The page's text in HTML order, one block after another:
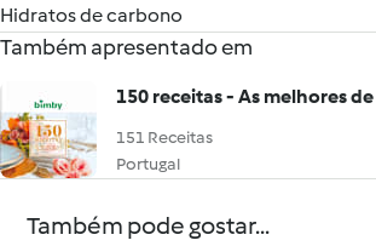
Hidratos de carbono
Também apresentado em
150 receitas - As melhores
151 Receitas
Portugal
Também pode gostar...